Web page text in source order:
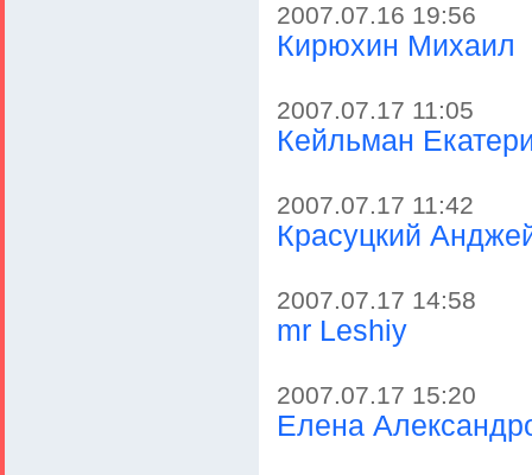
2007.07.16 19:56
Кирюхин Михаил
2007.07.17 11:05
Кейльман
2007.07.17 11:42
Красуцкий
2007.07.17 14:58
mr Leshiy
2007.07.17 15:20
Елена